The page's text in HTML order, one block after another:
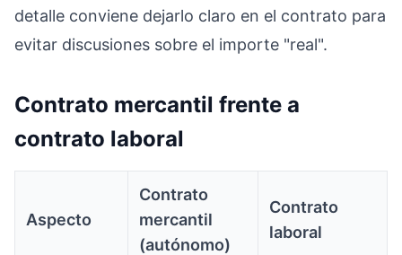
detalle conviene dejarlo claro en el contrato para
evitar discusiones sobre el importe "real".
Contrato mercantil frente a
contrato laboral
Aspecto
Contrato
mercantil
(autónomo)
Contrato
laboral